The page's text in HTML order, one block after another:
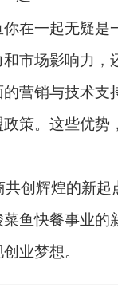
在一起无疑是
市场影响力，
营销与技术支
策。这些优势
创辉煌的新
鱼快餐事业的
业梦想。